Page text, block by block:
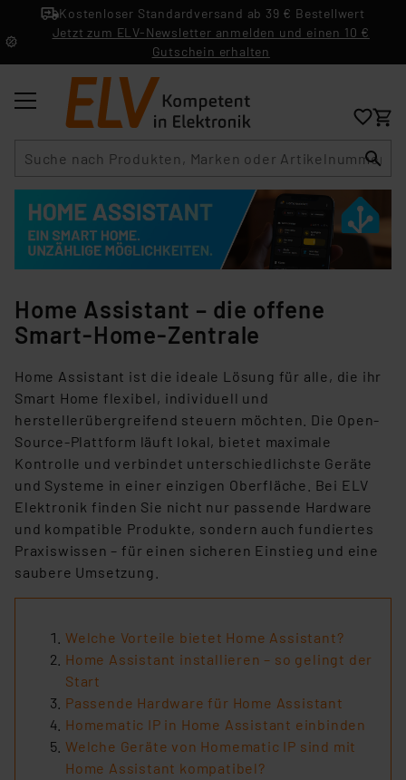
Kostenloser Standardversand ab 39 € Bestellwert
Jetzt zum ELV-Newsletter anmelden und einen 10 €
Gutschein erhalten
Home Assistant – die offene
Smart-Home-Zentrale
Home Assistant ist die ideale Lösung für alle, die ihr
Smart Home flexibel, individuell und
herstellerübergreifend steuern möchten. Die Open-
Source-Plattform läuft lokal, bietet maximale
Kontrolle und verbindet unterschiedlichste Geräte
und Systeme in einer einzigen Oberfläche. Bei ELV
Elektronik finden Sie nicht nur passende Hardware
und kompatible Produkte, sondern auch fundiertes
Praxiswissen – für einen sicheren Einstieg und eine
saubere Umsetzung.
Welche Vorteile bietet Home Assistant?
Home Assistant installieren – so gelingt der
Start
Passende Hardware für Home Assistant
Homematic IP in Home Assistant einbinden
Welche Geräte von Homematic IP sind mit
Home Assistant kompatibel?